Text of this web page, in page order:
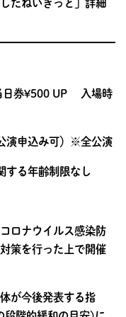
たねいきっど」詳細
券¥500 UP 入場時
演申込み可）※全公演
る年齢制限なし
ロナウイルス感染防
策を行った上で開催
が今後発表する指